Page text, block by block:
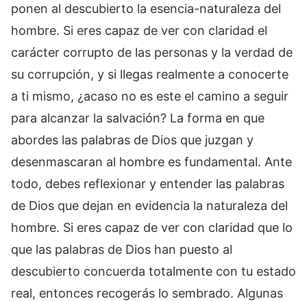
ponen al descubierto la esencia-naturaleza del
hombre. Si eres capaz de ver con claridad el
carácter corrupto de las personas y la verdad de
su corrupción, y si llegas realmente a conocerte
a ti mismo, ¿acaso no es este el camino a seguir
para alcanzar la salvación? La forma en que
abordes las palabras de Dios que juzgan y
desenmascaran al hombre es fundamental. Ante
todo, debes reflexionar y entender las palabras
de Dios que dejan en evidencia la naturaleza del
hombre. Si eres capaz de ver con claridad que lo
que las palabras de Dios han puesto al
descubierto concuerda totalmente con tu estado
real, entonces recogerás lo sembrado. Algunas